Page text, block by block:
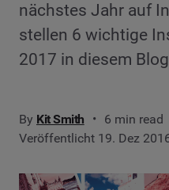
nächstes Jahr auf
stellen 6 wichtige
2017 in diesem
By Kit Smith
6 min read
Veröffentlicht 19. Dez